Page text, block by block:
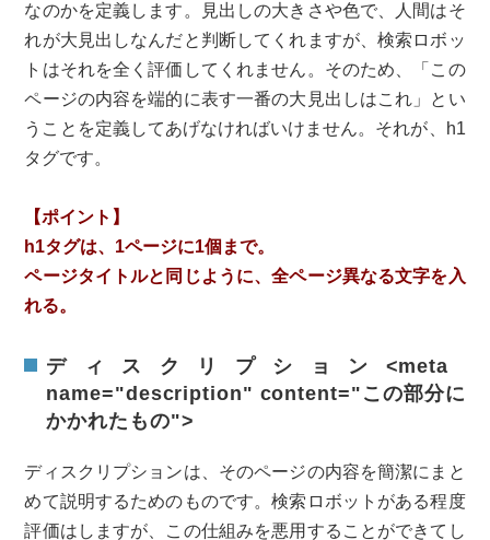
なのかを定義します。見出しの大きさや色で、人間はそ
れが大見出しなんだと判断してくれますが、検索ロボッ
トはそれを全く評価してくれません。そのため、「この
ページの内容を端的に表す一番の大見出しはこれ」とい
うことを定義してあげなければいけません。それが、h1
タグです。
【ポイント】
h1タグは、1ページに1個まで。
ページタイトルと同じように、全ページ異なる文字を入
れる。
ディスクリプション<meta
name="description" content="この部分に
かかれたもの">
ディスクリプションは、そのページの内容を簡潔にまと
めて説明するためのものです。検索ロボットがある程度
評価はしますが、この仕組みを悪用することができてし